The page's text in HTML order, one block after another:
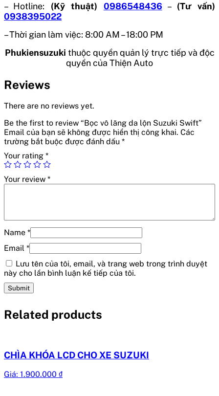
– Hotline: (Kỹ thuật) 0986548436 – (Tư vấn)
0938395022
– Thời gian làm việc: 8:00 AM – 18:00 PM
Phukiensuzuki thuộc quyền quản lý trực tiếp và độc
quyền của Thiện Auto
Reviews
There are no reviews yet.
Be the first to review “Bọc vô lăng da lộn Suzuki Swift”
Email của bạn sẽ không được hiển thị công khai. Các
trường bắt buộc được đánh dấu *
Your rating *
Your review *
Name *
Email *
Lưu tên của tôi, email, và trang web trong trình duyệt
này cho lần bình luận kế tiếp của tôi.
Related products
CHÌA KHÓA LCD CHO XE SUZUKI
Giá: 1.900.000 ₫